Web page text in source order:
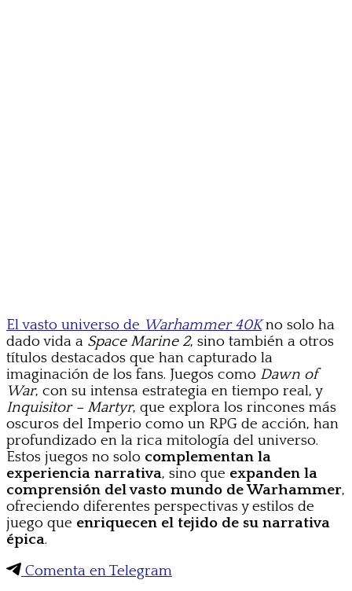
El vasto universo de Warhammer 40Kno solo ha
dado vida a Space Marine 2, sino también a otros
títulos destacados que han capturado la
imaginación de los fans. Juegos como Dawn of
War, con su intensa estrategia en tiempo real, y
Inquisitor – Martyr, que explora los rincones más
oscuros del Imperio como un RPG de acción, han
profundizado en la rica mitología del universo.
Estos juegos no solo complementan la
experiencia narrativa, sino que expanden la
comprensión del vasto mundo de Warhammer,
ofreciendo diferentes perspectivas y estilos de
juego que enriquecen el tejido de su narrativa
épica.
Comenta en Telegram